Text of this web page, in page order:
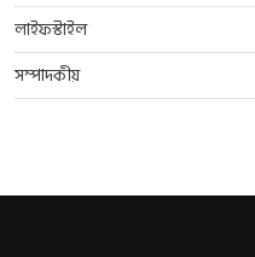
লাইফস্টাইল
সম্পাদকীয়